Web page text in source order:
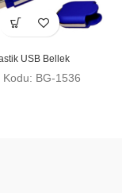
USB Bellek
Kodu: BG-1536